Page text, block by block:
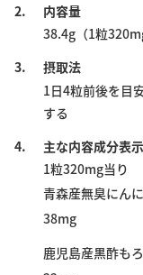
2.
内容量
38.4g（1粒
3.
摂取法
1日4粒前後を目
する
4.
主な内容成分表示
1粒320mg当り
青森産無臭にん
38mg
鹿児島産黒酢も